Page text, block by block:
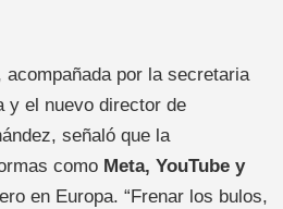
acompañada por la secretaria
y el nuevo director de
señaló que la
como Meta, YouTube y
en Europa. “Frenar los bulos,